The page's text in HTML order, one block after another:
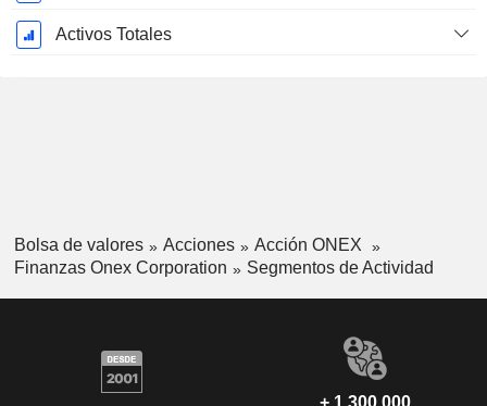
Activos Totales
Bolsa de valores Acciones
Acción ONEX
Finanzas Onex Corporation
Segmentos de Actividad
+ 1.300.000